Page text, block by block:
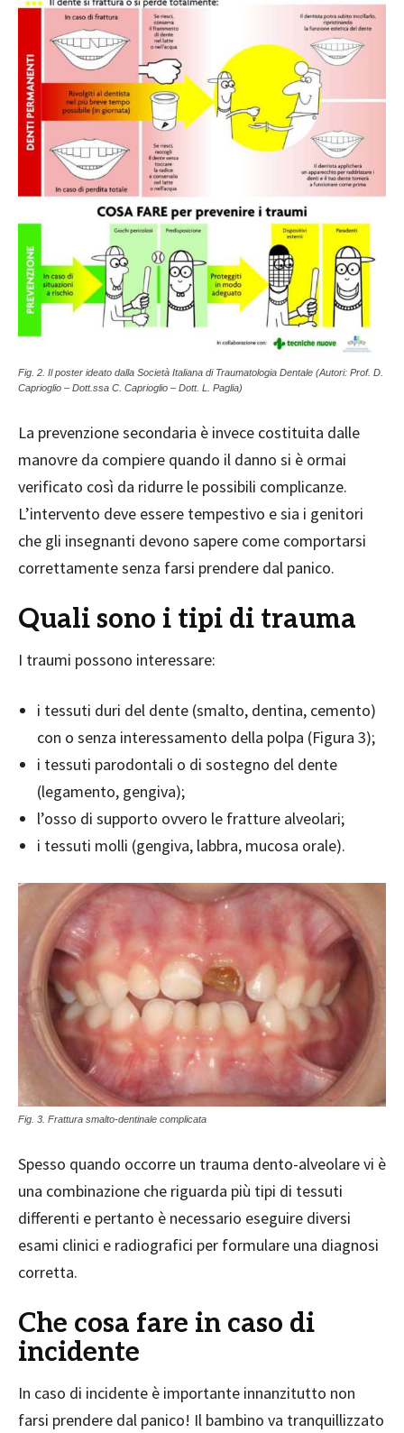
Fig. 2. Il poster ideato dalla Società Italiana di Traumatologia Dentale (Autori: Prof. D.
Caprioglio – Dott.ssa C. Caprioglio – Dott. L. Paglia)
La prevenzione secondaria è invece costituita dalle
manovre da compiere quando il danno si è ormai
verificato così da ridurre le possibili complicanze.
L’intervento deve essere tempestivo e sia i genitori
che gli insegnanti devono sapere come comportarsi
correttamente senza farsi prendere dal panico.
Quali sono i tipi di trauma
I traumi possono interessare:
i tessuti duri del dente (smalto, dentina, cemento)
con o senza interessamento della polpa (Figura 3);
i tessuti parodontali o di sostegno del dente
(legamento, gengiva);
l’osso di supporto ovvero le fratture alveolari;
i tessuti molli (gengiva, labbra, mucosa orale).
Fig. 3. Frattura smalto-dentinale complicata
Spesso quando occorre un trauma dento-alveolare vi è
una combinazione che riguarda più tipi di tessuti
differenti e pertanto è necessario eseguire diversi
esami clinici e radiografici per formulare una diagnosi
corretta.
Che cosa fare in caso di
incidente
In caso di incidente è importante innanzitutto non
farsi prendere dal panico! Il bambino va tranquillizzato